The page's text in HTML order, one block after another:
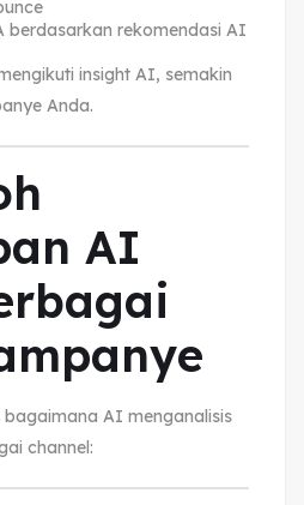
berdasarkan rekomendasi AI
insight AI, semakin
Anda.
AI
AI menganalisis
channel: